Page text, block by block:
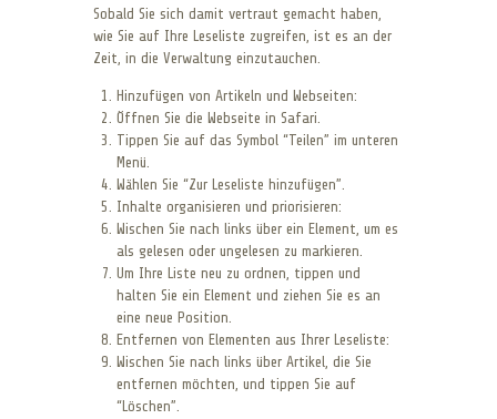
Sobald Sie sich damit vertraut gemacht haben,
wie Sie auf Ihre Leseliste zugreifen, ist es an der
Zeit, in die Verwaltung einzutauchen.
Hinzufügen von Artikeln und Webseiten:
Öffnen Sie die Webseite in Safari.
Tippen Sie auf das Symbol “Teilen” im unteren
Menü.
Wählen Sie “Zur Leseliste hinzufügen”.
Inhalte organisieren und priorisieren:
Wischen Sie nach links über ein Element, um es
als gelesen oder ungelesen zu markieren.
Um Ihre Liste neu zu ordnen, tippen und
halten Sie ein Element und ziehen Sie es an
eine neue Position.
Entfernen von Elementen aus Ihrer Leseliste:
Wischen Sie nach links über Artikel, die Sie
entfernen möchten, und tippen Sie auf
“Löschen”.